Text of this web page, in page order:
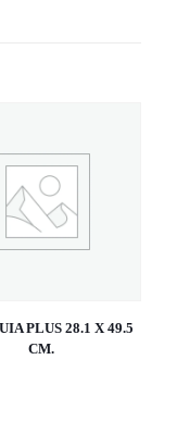
PLUS 28.1 X 49.5
CM.